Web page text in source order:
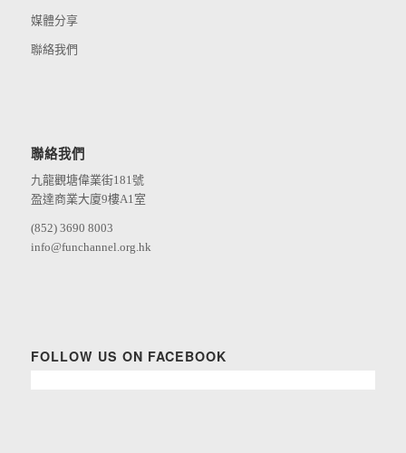
媒體分享
聯絡我們
聯絡我們
九龍觀塘偉業街181號
盈達商業大廈9樓A1室
(852) 3690 8003
info@funchannel.org.hk
FOLLOW US ON FACEBOOK